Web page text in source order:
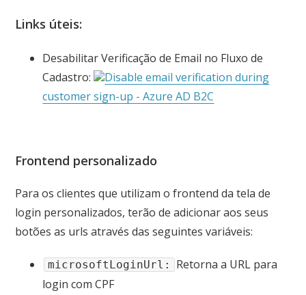
Links úteis:
Desabilitar Verificação de Email no Fluxo de
Cadastro:
Disable email verification during
customer sign-up - Azure AD B2C
Frontend personalizado
Para os clientes que utilizam o frontend da tela de
login personalizados, terão de adicionar aos seus
botões as urls através das seguintes variáveis:
microsoftLoginUrl:
Retorna a URL para
login com CPF